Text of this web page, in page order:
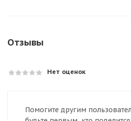
Отзывы
Нет оценок
Помогите другим